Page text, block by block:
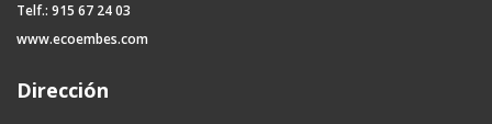
Telf.: 915 67 24 03
www.ecoembes.com
Dirección